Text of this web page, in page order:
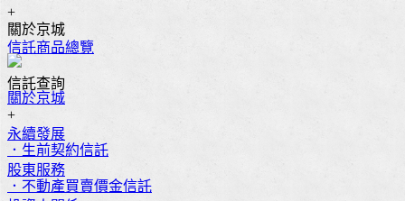
關於京城
關於京城
永續發展
股東服務
+
信託商品總覽
信託查詢
+
．生前契約信託
．不動產買賣價金信託